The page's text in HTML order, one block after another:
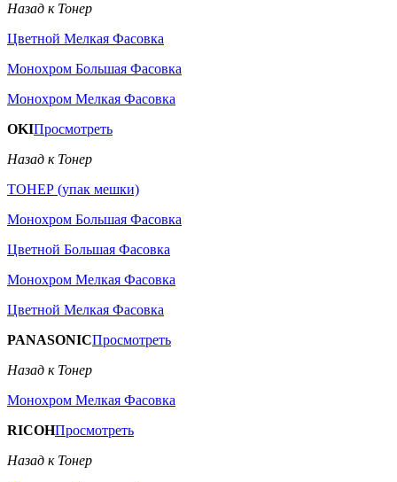
Назад к Тонер
Цветной Мелкая Фасовка
Монохром Большая Фасовка
Монохром Мелкая Фасовка
OKIПросмотреть
Назад к Тонер
ТОНЕР (упак мешки)
Монохром Большая Фасовка
Цветной Большая Фасовка
Монохром Мелкая Фасовка
Цветной Мелкая Фасовка
PANASONICПросмотреть
Назад к Тонер
Монохром Мелкая Фасовка
RICOHПросмотреть
Назад к Тонер